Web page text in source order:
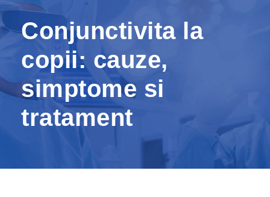
Conjunctivita la
copii: cauze,
simptome si
tratament